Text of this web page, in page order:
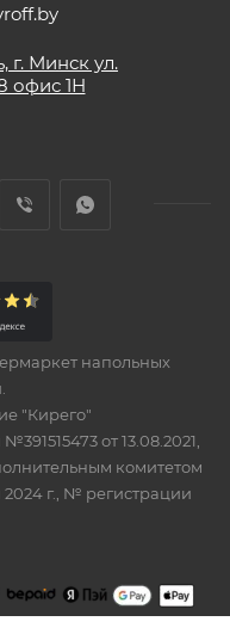
г. Минск ул.
офис 1Н
напольных
"Кирего"
от 13.08.2021,
комитетом
2024 г., № регистрации